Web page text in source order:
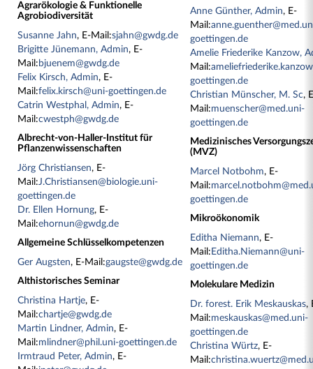
Agrarökologie & Funktionelle
Agrobiodiversität
Susanne Jahn, E-Mail:sjahn@gwdg.de
Brigitte Jünemann, Admin, E-
Mail: bjuenem@gwdg.de
Felix Kirsch, Admin, E-
Mail:felix.kirsch@uni-goettingen.de
Catrin Westphal, Admin, E-
Mail:cwestph@gwdg.de
Albrecht-von-Haller-Institut für
Pflanzenwissenschaften
Jörg Christiansen, E-
Mail:J.Christiansen@biologie.uni-
goettingen.de
Dr. Ellen Hornung, E-
Mail:ehornun@gwdg.de
Allgemeine Schlüsselkompetenzen
Ger Augsten, E-Mail:gaugste@gwdg.de
Althistorisches Seminar
Christina Hartje, E-
Mail:chartje@gwdg.de
Martin Lindner, Admin, E-
Mail:mlindner@phil.uni-goettingen.de
Irmtraud Peter, Admin, E-
Anne Günther, Admin, E-
Mail:
goettingen.de
Amelie Friederike Kanzow,
Mail:
goettingen.de
Christian Münscher, M. Sc,
Mail:muenscher@med.uni-
goettingen.de
Medizinisches
(MVZ)
Marcel Notbohm, E-
Mail:
goettingen.de
Mikroökonomik
Editha Niemann, E-
Mail: Editha.Niemann@uni-
goettingen.de
Molekulare Medizin
Dr. forest. Erik Meskauskas,
Mail:meskauskas@med.uni-
goettingen.de
Christina Würtz, E-
Mail: